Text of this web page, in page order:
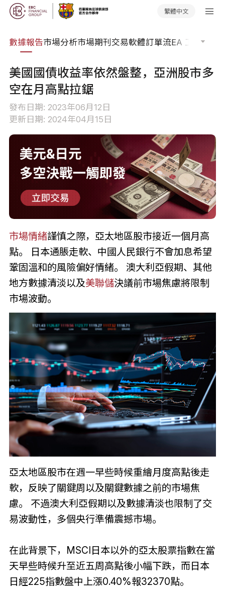
繁體中文
數據報告市場分析市場期刊交易軟體訂單流EA 工具庫
美國國債收益率依然盤整，亞洲股市多
空在月高點拉鋸
發布日期: 2023年06月12日
更新日期: 2024年04月15日
市場情緒謹慎之際，亞太地區股市接近一個月高
點。 日本通脹走軟、中國人民銀行不會加息希望
鞏固溫和的風險偏好情緒。 澳大利亞假期、其他
地方數據清淡以及美聯儲決議前市場焦慮將限制
市場波動。
亞太地區股市在週一早些時候重繪月度高點後走
軟，反映了關鍵周以及關鍵數據之前的市場焦
慮。 不過澳大利亞假期以及數據清淡也限制了交
易波動性，多個央行準備震撼市場。
在此背景下，MSCI日本以外的亞太股票指數在當
天早些時候升至近五周高點後小幅下跌，而日本
日經225指數盤中上漲0.40%報32370點。